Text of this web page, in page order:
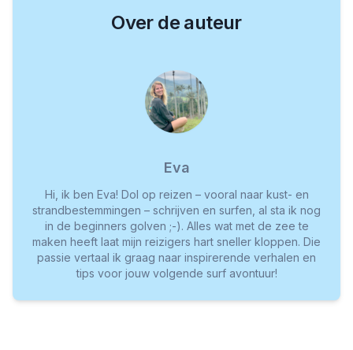
Over de auteur
Eva
Hi, ik ben Eva! Dol op reizen – vooral naar kust- en
strandbestemmingen – schrijven en surfen, al sta ik nog
in de beginners golven ;-). Alles wat met de zee te
maken heeft laat mijn reizigers hart sneller kloppen. Die
passie vertaal ik graag naar inspirerende verhalen en
tips voor jouw volgende surf avontuur!